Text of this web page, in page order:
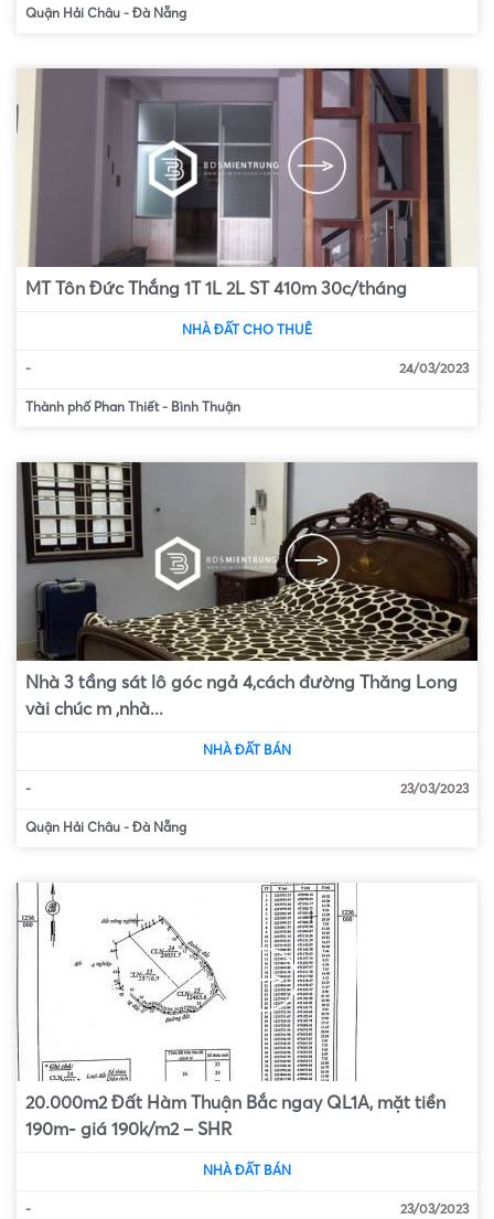
Quận Hải Châu - Đà Nẵng
MT Tôn Đức Thắng 1T 1L 2L ST 410m 30c/tháng
NHÀ ĐẤT CHO THUÊ
- 24/03/2023
Thành phố Phan Thiết - Bình Thuận
Nhà 3 tầng sát lô góc ngả 4,cách đường Thăng Long
vài chúc m ,nhà...
NHÀ ĐẤT BÁN
- 23/03/2023
Quận Hải Châu - Đà Nẵng
20.000m2 Đất Hàm Thuận Bắc ngay QL1A, mặt tiền
190m- giá 190k/m2 – SHR
NHÀ ĐẤT BÁN
- 23/03/2023